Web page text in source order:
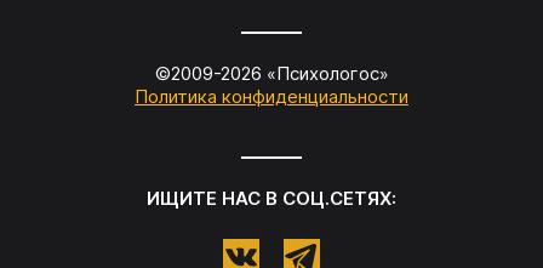
©2009-2026 «Психологос»
Политика конфиденциальности
ИЩИТЕ НАС В СОЦ.СЕТЯХ: